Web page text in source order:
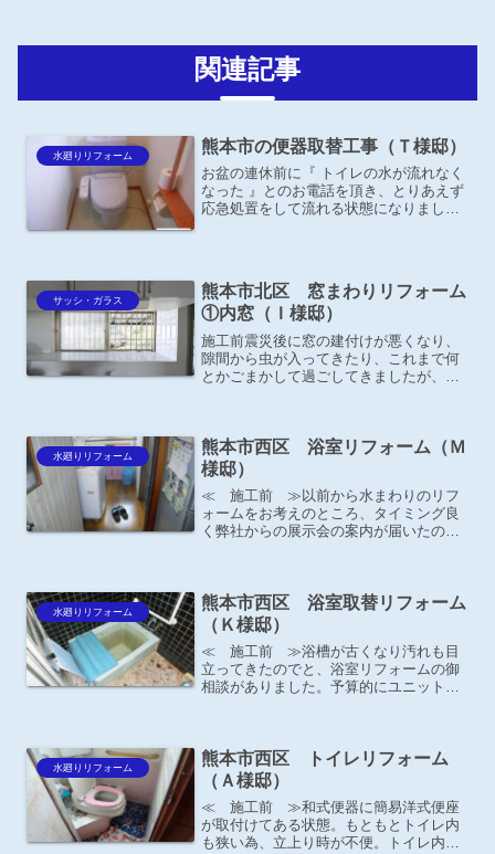
関連記事
水廻りリフォーム 熊本市の便器取替工事（Ｔ様邸）
お盆の連休前に『 トイレの水が流れなく
なった 』とのお電話を頂き、とりあえず
応急処置をして流れる状態になりました
サッシ・ガラス
熊本市北区 窓まわりリフォーム
①内窓（Ｉ様邸）
施工前震災後に窓の建付けが悪くなり、
隙間から虫が入ってきたり、これまで何
とかごまかして過ごしてきましたが、窓
相談したそうです。← 1...
水廻りリフォーム
熊本市西区 浴室リフォーム（Ｍ
様邸）
≪ 施工前 ≫以前から水まわりのリフ
ォームをお考えのところ、タイミング良
く弊社からの展示会の案内が届いたの
水廻りリフォーム
熊本市西区 浴室取替リフォーム
（Ｋ様邸）
≪ 施工前 ≫浴槽が古くなり汚れも目
立ってきたのでと、浴室リフォームの御
相談がありました。予算的にユニットバ
お取替しました！浴槽取替...
水廻りリフォーム
熊本市西区 トイレリフォーム
（Ａ様邸）
≪ 施工前 ≫和式便器に簡易洋式便座
が取付けてある状態。もともとトイレ内
も狭い為、立上り時が不便。トイレ内を